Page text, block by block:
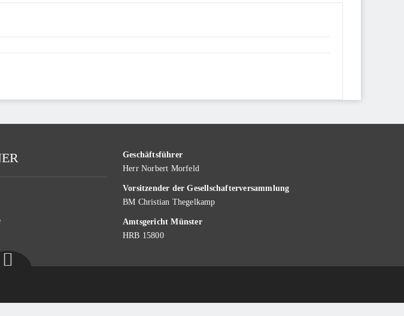
Geschäftsführer
Herr Norbert Morfeld
Vorsitzender der Gesellschafterversammlung
BM Christian Thegelkamp
Amtsgericht Münster
HRB 15800